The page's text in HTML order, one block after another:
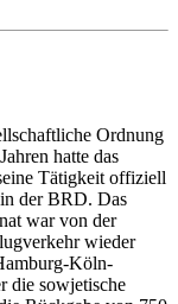
Ordnung
hatte das
Tätigkeit offiziell
der BRD. Das
war von der
wieder
Köln-
die sowjetische